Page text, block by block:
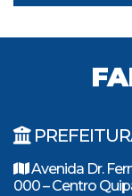
Avenida Dr.
000 – Centro